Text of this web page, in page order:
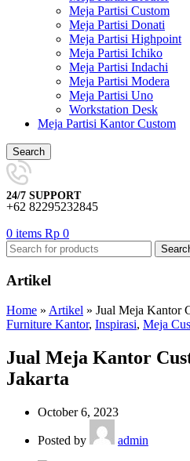
Meja Partisi Custom
Meja Partisi Donati
Meja Partisi Highpoint
Meja Partisi Ichiko
Meja Partisi Indachi
Meja Partisi Modera
Meja Partisi Uno
Workstation Desk
Meja Partisi Kantor Custom
Search
24/7 SUPPORT
+62 82295232845
0 items Rp 0
Artikel
Home » Artikel » Jual Meja Kantor
Furniture Kantor, Inspirasi, Meja
Jual Meja Kantor
Jakarta
October 6, 2023
Posted by admin